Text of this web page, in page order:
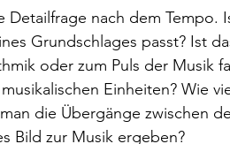
Detailfrage nach dem Tempo.
Grundschlages passt? Ist
oder zum Puls der Musik
Einheiten? Wie
die Übergänge zwischen
Bild zur Musik ergeben?